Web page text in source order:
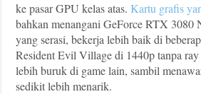
ke pasar GPU kelas atas. Kartu grafis
bahkan menangani GeForce RTX 3080
yang serasi, bekerja lebih baik di
Resident Evil Village di 1440p tanpa
lebih buruk di game lain, sambil
sedikit lebih menarik.